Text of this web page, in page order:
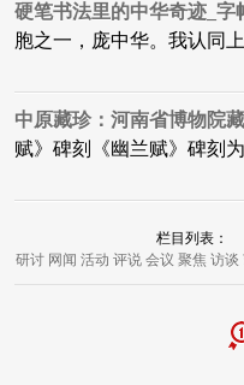
硬笔书法里的中华奇迹_字
胞之一，庞中华。我认同
中原藏珍：河南省博物院
赋》碑刻《幽兰赋》碑刻
栏目列表：
研讨 网闻 活动 评说 会议 聚焦 访谈